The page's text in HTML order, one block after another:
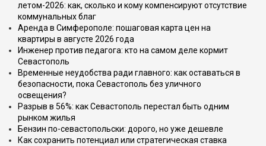
летом-2026: как, сколько и кому компенсируют отсутствие
коммунальных благ
Аренда в Симферополе: пошаговая карта цен на
квартиры в августе 2026 года
Инженер против педагога: кто на самом деле кормит
Севастополь
Временные неудобства ради главного: как оставаться в
безопасности, пока Севастополь без уличного
освещения?
Разрыв в 56%: как Севастополь перестал быть одним
рынком жилья
Бензин по-севастопольски: дорого, но уже дешевле
Как сохранить потенциал или стратегическая ставка